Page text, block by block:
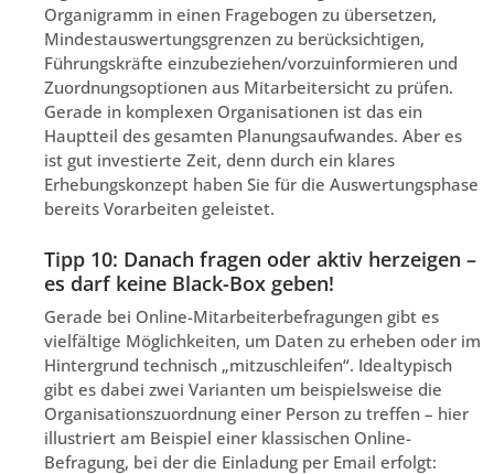
Organigramm in einen Fragebogen zu übersetzen,
Mindestauswertungsgrenzen zu berücksichtigen,
Führungskräfte einzubeziehen/vorzuinformieren und
Zuordnungsoptionen aus Mitarbeitersicht zu prüfen.
Gerade in komplexen Organisationen ist das ein
Hauptteil des gesamten Planungsaufwandes. Aber es
ist gut investierte Zeit, denn durch ein klares
Erhebungskonzept haben Sie für die Auswertungsphase
bereits Vorarbeiten geleistet.
Tipp 10: Danach fragen oder aktiv herzeigen –
es darf keine Black-Box geben!
Gerade bei Online-Mitarbeiterbefragungen gibt es
vielfältige Möglichkeiten, um Daten zu erheben oder im
Hintergrund technisch „mitzuschleifen“. Idealtypisch
gibt es dabei zwei Varianten um beispielsweise die
Organisationszuordnung einer Person zu treffen – hier
illustriert am Beispiel einer klassischen Online-
Befragung, bei der die Einladung per Email erfolgt: